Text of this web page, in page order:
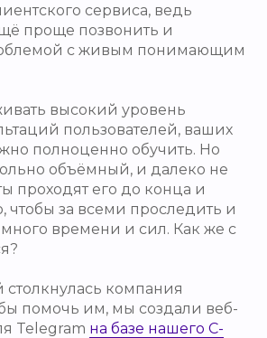
сервиса, ведь
проще позвонить и
с живым понимающим
высокий уровень
пользователей, ваших
полноценно обучить. Но
объёмный, и далеко не
проходят его до конца и
чтобы за всеми проследить и
времени и сил. Как же с
столкнулась компания
помочь им, мы создали веб-
Telegram на базе нашего C-